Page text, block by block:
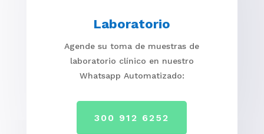
Laboratorio
Agende su toma de muestras de
laboratorio clínico en nuestro
Whatsapp Automatizado:
300 912 6252